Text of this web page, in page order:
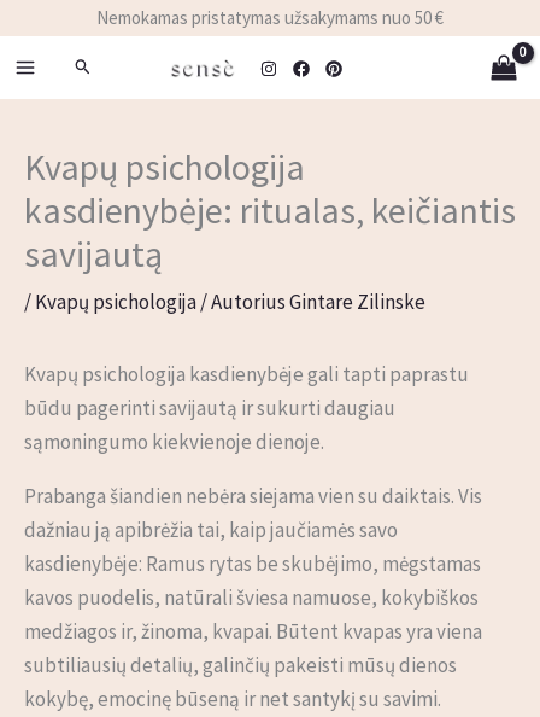
turinio
Nemokamas pristatymas užsakymams nuo 50 €
Paieška
Kvapų psichologija
kasdienybėje: ritualas, keičiantis
savijautą
/Kvapų psichologija/ AutoriusGintare Zilinske
Kvapų psichologija kasdienybėje gali tapti paprastu
būdu pagerinti savijautą ir sukurti daugiau
sąmoningumo kiekvienoje dienoje.
Prabanga šiandien nebėra siejama vien su daiktais. Vis
dažniau ją apibrėžia tai, kaip jaučiamės savo
kasdienybėje: Ramus rytas be skubėjimo, mėgstamas
kavos puodelis, natūrali šviesa namuose, kokybiškos
medžiagos ir, žinoma, kvapai. Būtent kvapas yra viena
subtiliausių detalių, galinčių pakeisti mūsų dienos
kokybę, emocinę būseną ir net santykį su savimi.